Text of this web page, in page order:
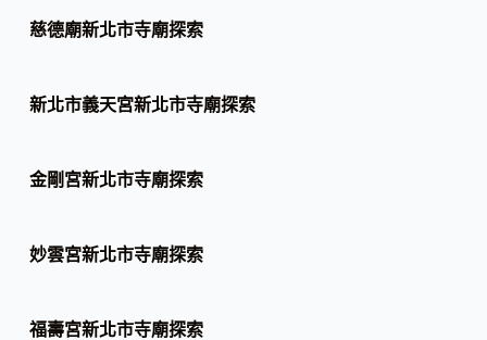
慈德廟新北市寺廟探索
新北市義天宮新北市寺廟探索
金剛宮新北市寺廟探索
妙雲宮新北市寺廟探索
福壽宮新北市寺廟探索